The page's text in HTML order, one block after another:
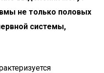
не только половых
системы,